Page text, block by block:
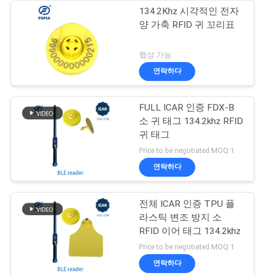
134.2Khz 시각적인 전자
양 가축 RFID 귀 꼬리표
협상 가능
연락하다
FULL ICAR 인증 FDX-B
소 귀 태그 134.2khz RFID
귀 태그
Price to be negotiated MOQ:1
연락하다
전체 ICAR 인증 TPU 플
라스틱 변조 방지 소
RFID 이어 태그 134.2khz
Price to be negotiated MOQ:1
연락하다